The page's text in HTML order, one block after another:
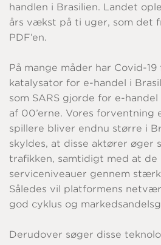
handlen i Brasilien. Landet
års vækst på ti uger, som det
PDF’en.
På mange måder har Covid-
katalysator for e-handel i
som SARS gjorde for e-
af 00’erne. Vores forventning
spillere bliver endnu større i
skyldes, at disse aktører øger
trafikken, samtidigt med at
serviceniveauer gennem
Således vil platformens
god cyklus og
Derudover søger disse